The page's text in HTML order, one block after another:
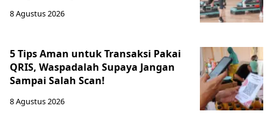
8 Agustus 2026
5 Tips Aman untuk Transaksi Pakai
QRIS, Waspadalah Supaya Jangan
Sampai Salah Scan!
8 Agustus 2026